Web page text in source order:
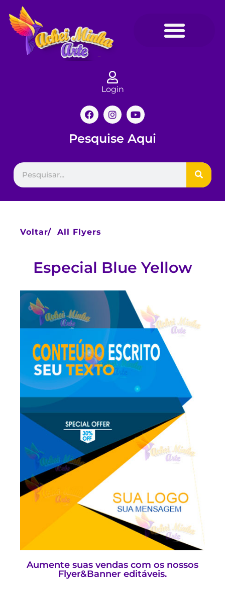
Login
Pesquise Aqui
Voltar/ All Flyers
Especial Blue Yellow
Aumente suas vendas com os nossos
Flyer&Banner editáveis.